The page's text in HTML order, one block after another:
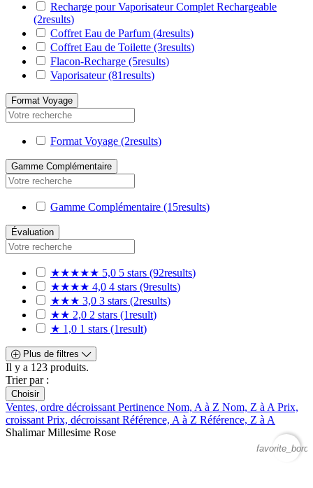
Recharge pour Vaporisateur Complet Rechargeable
(2results)
Coffret Eau de Parfum (4results)
Coffret Eau de Toilette (3results)
Flacon-Recharge (5results)
Vaporisateur(81results)
Format Voyage
Format Voyage (2results)
Gamme Complémentaire
Gamme Complémentaire (15results)
Évaluation
★★★★★ 5,0 5 stars (92results)
★★★★ 4,0 4 stars (9results)
★★★ 3,0 3 stars (2results)
★★ 2,0 2 stars (1result)
★ 1,0 1 stars (1result)
Plus de filtres
Il y a 123 produits.
Trier par :
Choisir
Ventes, ordre décroissantPertinence Nom, A à Z Nom, Z à APrix,
croissantPrix, décroissantRéférence, A à Z Référence, Z à A
Shalimar Millesime Rose